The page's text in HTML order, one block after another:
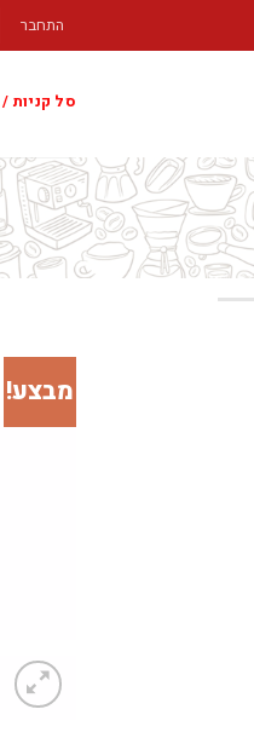
to
התחבר
סל קניות /
מבצע!